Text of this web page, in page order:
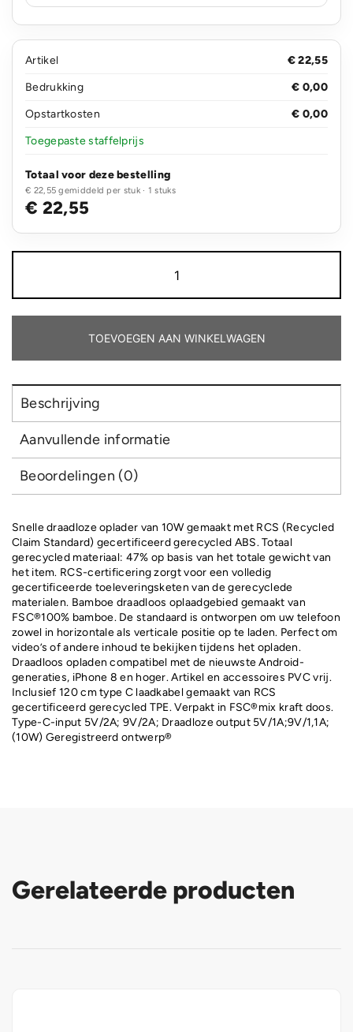
Artikel
€ 22,55
Bedrukking
€ 0,00
Opstartkosten
€ 0,00
Toegepaste staffelprijs
Totaal voor deze bestelling
€ 22,55 gemiddeld per stuk · 1 stuks
€ 22,55
RCS
10W
standaard
TOEVOEGEN AAN WINKELWAGEN
Beschrijving
Aanvullende informatie
Beoordelingen (0)
Snelle draadloze oplader van 10W gemaakt met RCS (Recycled
Claim Standard) gecertificeerd gerecycled ABS. Totaal
gerecycled materiaal: 47% op basis van het totale gewicht van
het item. RCS-certificering zorgt voor een volledig
gecertificeerde toeleveringsketen van de gerecyclede
materialen. Bamboe draadloos oplaadgebied gemaakt van
FSC®100% bamboe. De standaard is ontworpen om uw telefoon
zowel in horizontale als verticale positie op te laden. Perfect om
video’s of andere inhoud te bekijken tijdens het opladen.
Draadloos opladen compatibel met de nieuwste Android-
generaties, iPhone 8 en hoger. Artikel en accessoires PVC vrij.
Inclusief 120 cm type C laadkabel gemaakt van RCS
gecertificeerd gerecycled TPE. Verpakt in FSC®mix kraft doos.
Type-C-input 5V/2A; 9V/2A; Draadloze output 5V/1A;9V/1,1A;
(10W) Geregistreerd ontwerp®
Gerelateerde producten